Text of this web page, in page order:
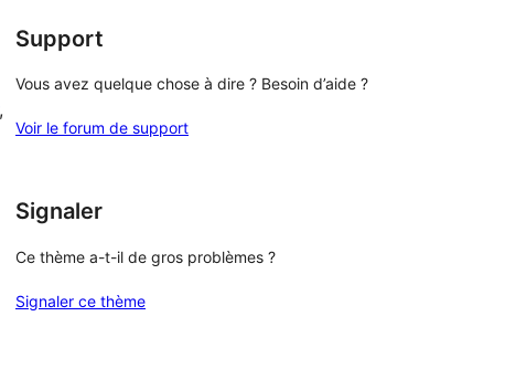
Support
Vous avez quelque chose à dire ? Besoin d’aide ?
Voir le forum de support
Signaler
Ce thème a-t-il de gros problèmes ?
Signaler ce thème